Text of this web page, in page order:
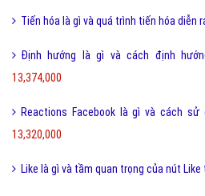
Tiến hóa là gì và quá trình tiến hóa diễn
Định hướng là gì và cách định
13,374,000
Reactions Facebook là gì và cách sử
13,320,000
Like là gì và tầm quan trọng của nút Like